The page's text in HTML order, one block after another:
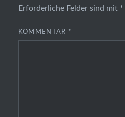
Erforderliche Felder sind mit *
KOMMENTAR *